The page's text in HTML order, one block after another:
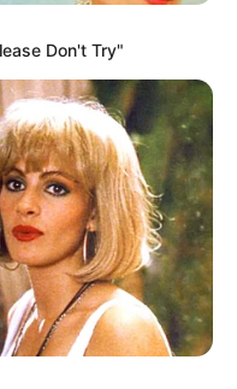
politikus is távozott
Lajos a
elnöki posztjáról
döntése került
is új
Don't Try"